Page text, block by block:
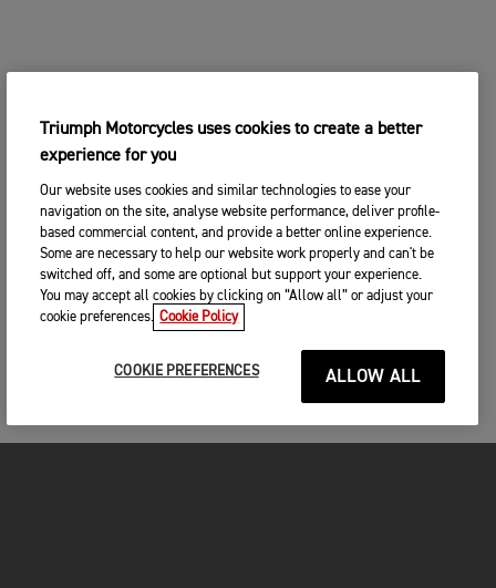
Triumph Motorcycles uses cookies to create a better
experience for you
Our website uses cookies and similar technologies to ease your
navigation on the site, analyse website performance, deliver profile-
based commercial content, and provide a better online experience.
Some are necessary to help our website work properly and can't be
switched off, and some are optional but support your experience.
You may accept all cookies by clicking on “Allow all” or adjust your
cookie preferences. Cookie Policy
COOKIE PREFERENCES ALLOW ALL